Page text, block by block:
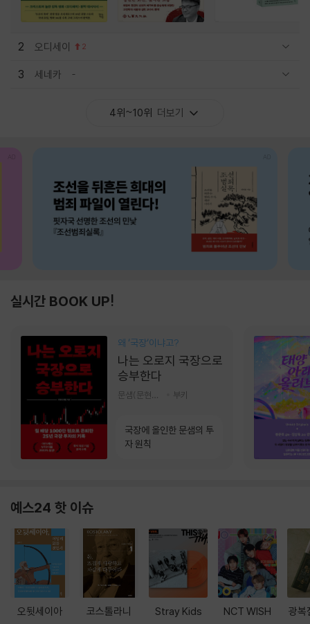
2 오디세이 2
3 세네카
4위~10위 더보기
실시간 BOOK UP!
왜 ‘국장‘이냐고?
나는 오로지 국장으로
승부한다
부키
국장에 올인한 문샘의 투
자 원칙
예스24 핫 이슈
오뒷세이아 코스톨라니 Stray Kids NCT WISH 광복